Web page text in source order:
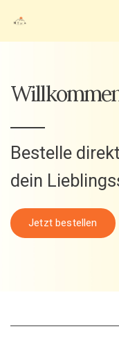
Bestelle
dein
Jetzt bestellen